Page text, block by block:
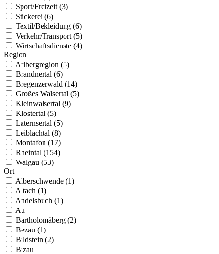
Sport/Freizeit (3)
Stickerei (6)
Textil/Bekleidung (6)
Verkehr/Transport (5)
Wirtschaftsdienste (4)
Region
Arlbergregion (5)
Brandnertal (6)
Bregenzerwald (14)
Großes Walsertal (5)
Kleinwalsertal (9)
Klostertal (5)
Laternsertal (5)
Leiblachtal (8)
Montafon (17)
Rheintal (154)
Walgau (53)
Ort
Alberschwende (1)
Altach (1)
Andelsbuch (1)
Au
Bartholomäberg (2)
Bezau (1)
Bildstein (2)
Bizau